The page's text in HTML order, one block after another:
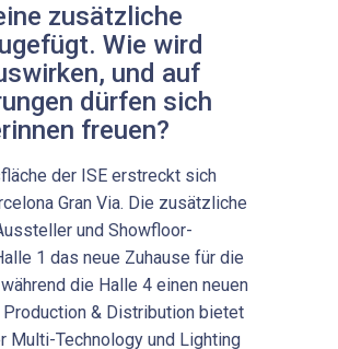
zusätzliche
Wie wird
und auf
dürfen sich
freuen?
der ISE erstreckt sich
Gran Via. Die zusätzliche
und Showfloor-
1 das neue Zuhause für die
die Halle 4 einen neuen
& Distribution bietet
Multi-Technology und Lighting